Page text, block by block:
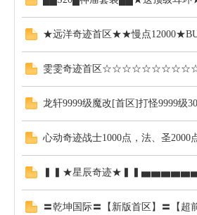
布
★远洋奇迹首区★★慢点
雯雯奇迹首区
龙轩9999级魔改[首区]打怪9999级
心动奇迹战士1000点，法、圣
▍▍★星辰奇迹
〓乾坤国际〓【新版首区】〓【超